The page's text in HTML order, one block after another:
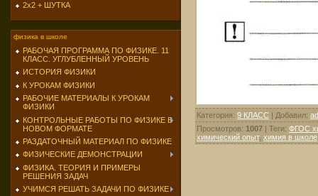
2х2 + ШУТКА
физика в школе
РАБОЧАЯ ПРОГРАММА ПО ФИЗИКЕ. 11
КЛАСС. УГЛУБЛЕННЫЙ УРОВЕНЬ
ИСТОРИЯ ФИЗИКИ
К УРОКАМ ФИЗИКИ
РАБОЧИЕ МАТЕРИАЛЫ К УРОКАМ
ФИЗИКИ
КОНТРОЛЬНЫЕ РАБОТЫ ПО ФИЗИКЕ В
НОВОМ ФОРМАТЕ
РАЗДАТОЧНЫЙ МАТЕРИАЛ ПО ФИЗИКЕ
ФИЗИЧЕСКИЕ ДЕМОНСТРАЦИИ
ФИЗИКА. ТЕОРИЯ И ПРИМЕРЫ
РЕШЕНИЯ ЗАДАЧ
УЧИМСЯ РЕШАТЬ ЗАДАЧИ ПО ФИЗИКЕ
Категория: 9 КЛАСС | Добавил:
Просмотров: 1007 | Теги: ФГОС
химический опыт, химия в школе